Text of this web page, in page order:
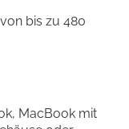
bis zu 480
MacBook mit